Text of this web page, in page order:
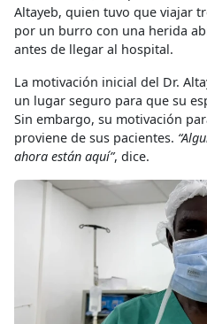
Altayeb, quien tuvo que viajar
por un burro con una herida
antes de llegar al hospital.
La motivación inicial del Dr.
un lugar seguro para que su
Sin embargo, su motivación
proviene de sus pacientes.
ahora están aquí”, dice.